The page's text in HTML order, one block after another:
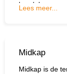
handelaren op
Lees meer...
Midkap
Midkap is de